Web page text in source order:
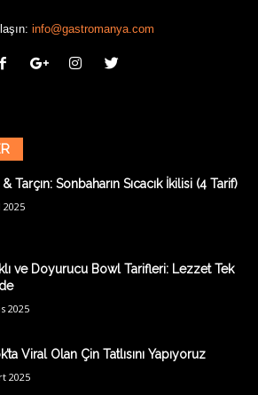
info@gastromanya.com
Tarçın: Sonbaharın Sıcacık İkilisi (4 Tarif)
2025
ve Doyurucu Bowl Tarifleri: Lezzet Tek
2025
Viral Olan Çin Tatlısını Yapıyoruz
2025